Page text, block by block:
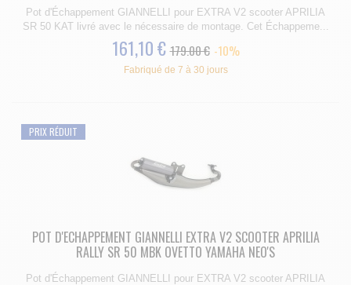
Pot d'Échappement GIANNELLI pour EXTRA V2 scooter APRILIA
SR 50 KAT livré avec le nécessaire de montage. Cet Échappeme...
161,10 € 179.00 € -10%
Fabriqué de 7 à 30 jours
PRIX RÉDUIT
POT D'ECHAPPEMENT GIANNELLI EXTRA V2 SCOOTER APRILIA
RALLY SR 50 MBK OVETTO YAMAHA NEO'S
Pot d'Échappement GIANNELLI pour EXTRA V2 scooter APRILIA